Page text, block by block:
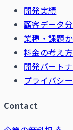
開発実績
顧客データ
業種・課題
料金の考え方
開発パート
プライバシ
Contact